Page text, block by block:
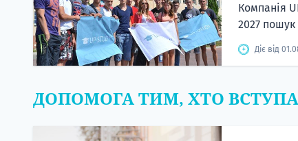
Компанія
2027 пошук
Діє від
ДОПОМОГА ТИМ, ХТО